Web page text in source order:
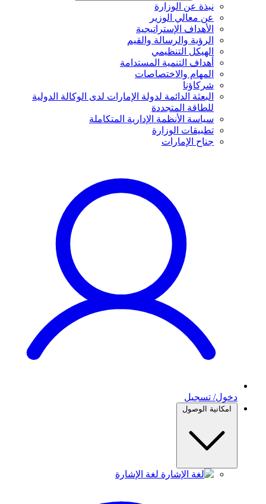
نبذة عن الوزارة
عن معالي الوزير
الأهداف الإستراتيجية
الرؤية والرسالة والقيم
الهيكل التنظيمي
أهداف التنمية المستدامة
المهام والاختصاصات
شركاؤنا
البعثة الدائمة لدولة الإمارات لدى الوكالة الدولية
للطاقة المتجددة
سياسة الأنظمة الإدارية المتكاملة
تطبيقات الوزارة
جناح الإمارات
دخول/ تسجيل
امكانية الوصول
لغة الإشارة